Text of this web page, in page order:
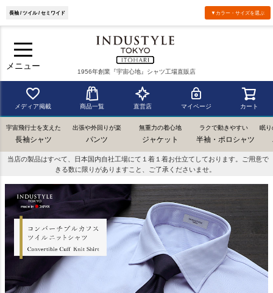
メニュー
1956年創業『宇宙心地』シャツ工場直販店
メディア掲載 商品一覧 直営店 マイページ カート
宇宙飛行士を支えた
長袖シャツ
出張や外回りが楽
パンツ
無重力の着心地
ジャケット
ラクで動きやすい
半袖・ポロシャツ
眠り
当店の製品はすべて、日本国内自社工場にて１着１着お仕立てしております。ご用意で
きる数に限りがありますこと、ご了承くださいませ。
長袖 / ツイル / セミワイド ▼カラー・サイズを選ぶ